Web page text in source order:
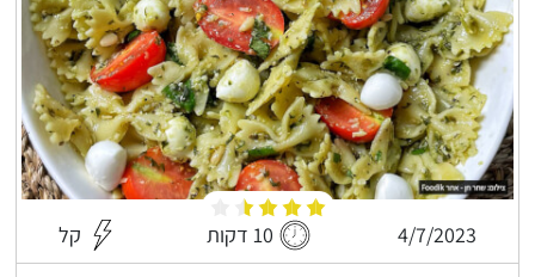
4/7/2023 10 דקות קל